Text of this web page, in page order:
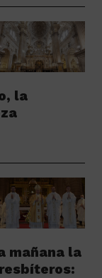
la
mañana la